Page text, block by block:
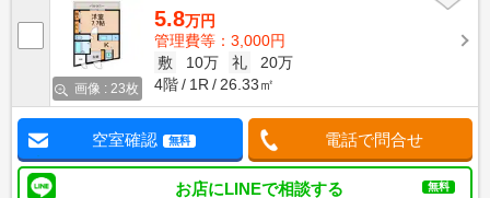
画像 : 23枚
5.8万円
管理費等：3,000円
敷
10万 礼
20万
4階
1R 26.33㎡
空室確認 無料 電話で問合せ
お店にLINEで相談する 無料